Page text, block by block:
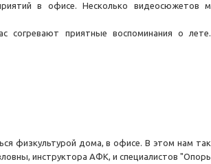
в офисе. Несколько видеосюжетов
согревают приятные воспоминания о
физкультурой дома, в офисе. В этом нам
инструктора АФК, и специалистов